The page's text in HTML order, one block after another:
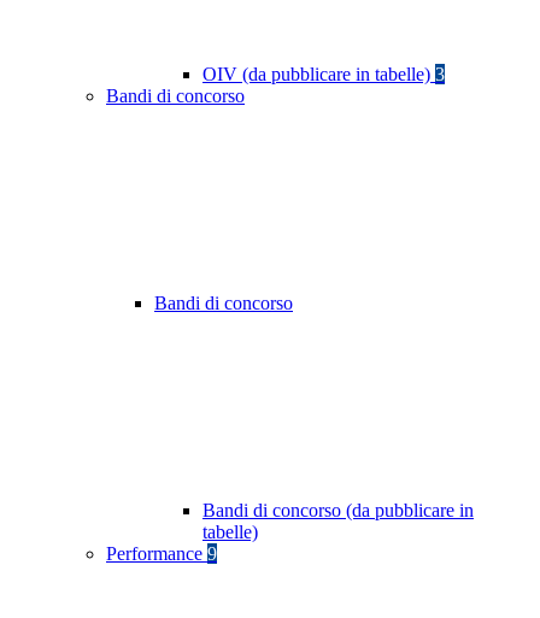
OIV (da pubblicare in tabelle) 3
Bandi di concorso
Bandi di concorso
Bandi di concorso (da pubblicare in
tabelle)
Performance 9